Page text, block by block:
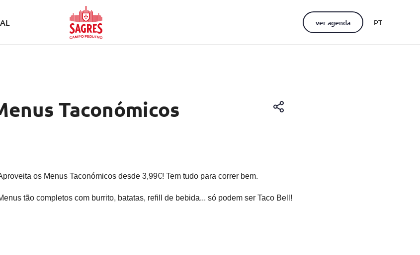
ver agenda PT
Taconómicos
os Menus Taconómicos desde 3,99€! Tem tudo para correr bem.
tão completos com burrito, batatas, refill de bebida... só podem ser Taco Bell!